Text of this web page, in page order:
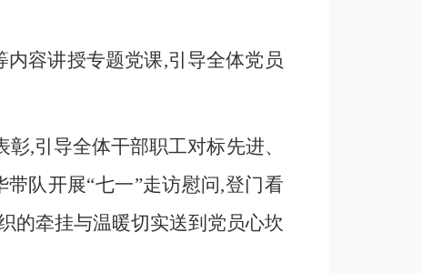
容讲授专题党课,引导全体党员
,引导全体干部职工对标先进、
队开展“七一”走访慰问,登门看
的牵挂与温暖切实送到党员心坎